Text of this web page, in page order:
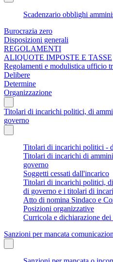
Scadenzario obblighi
Burocrazia zero
Disposizioni generali
REGOLAMENTI
ALIQUOTE IMPOSTE E TASSE
Regolamenti e modulistica ufficio
Delibere
Determine
Organizzazione
Titolari di incarichi politici, di
governo
Titolari di incarichi politici -
Titolari di incarichi di
governo
Soggetti cessati dall'incarico
Titolari di incarichi politici,
di governo e i titolari di
Atto di nomina Sindaco e
Posizioni organizzative
Curricola e dichiarazione
Sanzioni per mancata